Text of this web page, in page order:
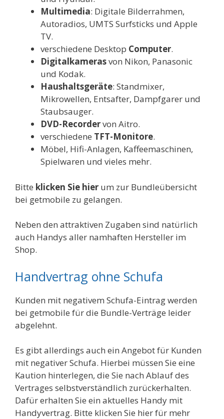
Multimedia: Digitale Bilderrahmen,
Autoradios, UMTS Surfsticks und Apple
TV.
verschiedene Desktop Computer.
Digitalkamerasvon Nikon, Panasonic
und Kodak.
Haushaltsgeräte: Standmixer,
Mikrowellen, Entsafter, Dampfgarer und
Staubsauger.
DVD-Recordervon Aitro.
verschiedene TFT-Monitore.
Möbel, Hifi-Anlagen, Kaffeemaschinen,
Spielwaren und vieles mehr.
Bitte klicken Sie hier um zur Bundleübersicht
bei getmobile zu gelangen.
Neben den attraktiven Zugaben sind natürlich
auch Handys aller namhaften Hersteller im
Shop.
Handvertrag ohne Schufa
Kunden mit negativem Schufa-Eintrag werden
bei getmobile für die Bundle-Verträge leider
abgelehnt.
Es gibt allerdings auch ein Angebot für Kunden
mit negativer Schufa. Hierbei müssen Sie eine
Kaution hinterlegen, die Sie nach Ablauf des
Vertrages selbstverständlich zurückerhalten.
Dafür erhalten Sie ein aktuelles Handy mit
Handyvertrag. Bitte klicken Sie hier für mehr